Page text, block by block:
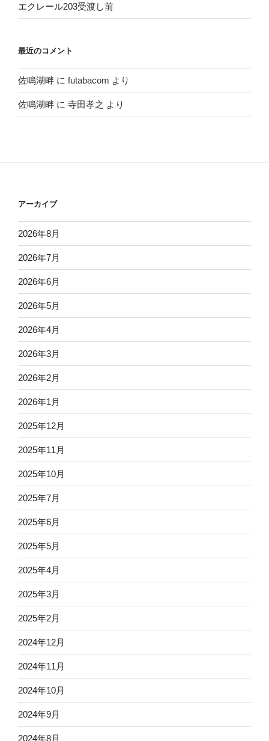
エクレール203受渡し前
最近のコメント
佐鳴湖畔 に futabacom より
佐鳴湖畔 に 寺田孝之 より
アーカイブ
2026年8月
2026年7月
2026年6月
2026年5月
2026年4月
2026年3月
2026年2月
2026年1月
2025年12月
2025年11月
2025年10月
2025年7月
2025年6月
2025年5月
2025年4月
2025年3月
2025年2月
2024年12月
2024年11月
2024年10月
2024年9月
2024年8月